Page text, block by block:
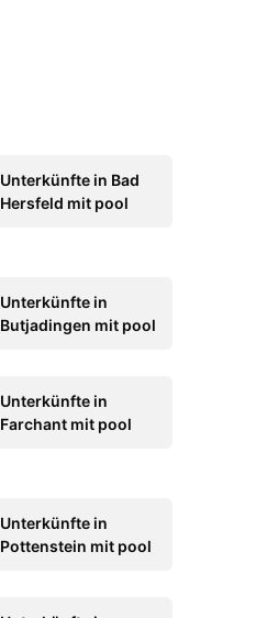
Unterkünfte in Bad
Hersfeld mit pool
Unterkünfte in
Butjadingen mit pool
Unterkünfte in
Farchant mit pool
Unterkünfte in
Pottenstein mit pool